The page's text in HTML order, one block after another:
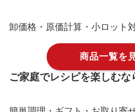
卸価格・原価計算・小ロット
商品一覧を
ご家庭でレシピを楽しむな